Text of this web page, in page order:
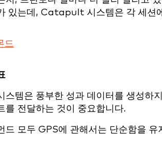
있는데, Catapult 시스템은 각 세션
스템은 풍부한 성과 데이터를 생성하
를 전달하는 것이 중요합니다.
드 모두 GPS에 관해서는 단순함을